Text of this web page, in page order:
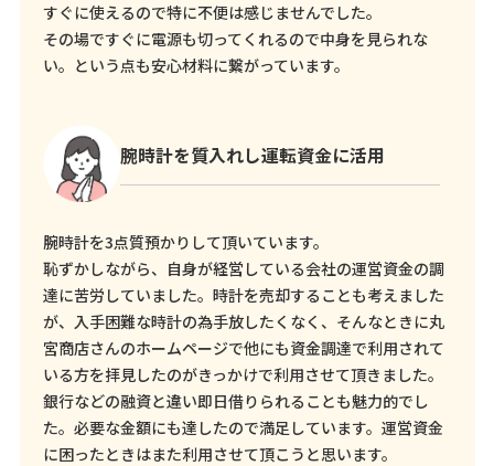
すぐに使えるので特に不便は感じませんでした。
その場ですぐに電源も切ってくれるので中身を見られな
い。という点も安心材料に繋がっています。
腕時計を質入れし運転資金に活用
腕時計を3点質預かりして頂いています。
恥ずかしながら、自身が経営している会社の運営資金の調
達に苦労していました。時計を売却することも考えました
が、入手困難な時計の為手放したくなく、そんなときに丸
宮商店さんのホームページで他にも資金調達で利用されて
いる方を拝見したのがきっかけで利用させて頂きました。
銀行などの融資と違い即日借りられることも魅力的でし
た。必要な金額にも達したので満足しています。運営資金
に困ったときはまた利用させて頂こうと思います。